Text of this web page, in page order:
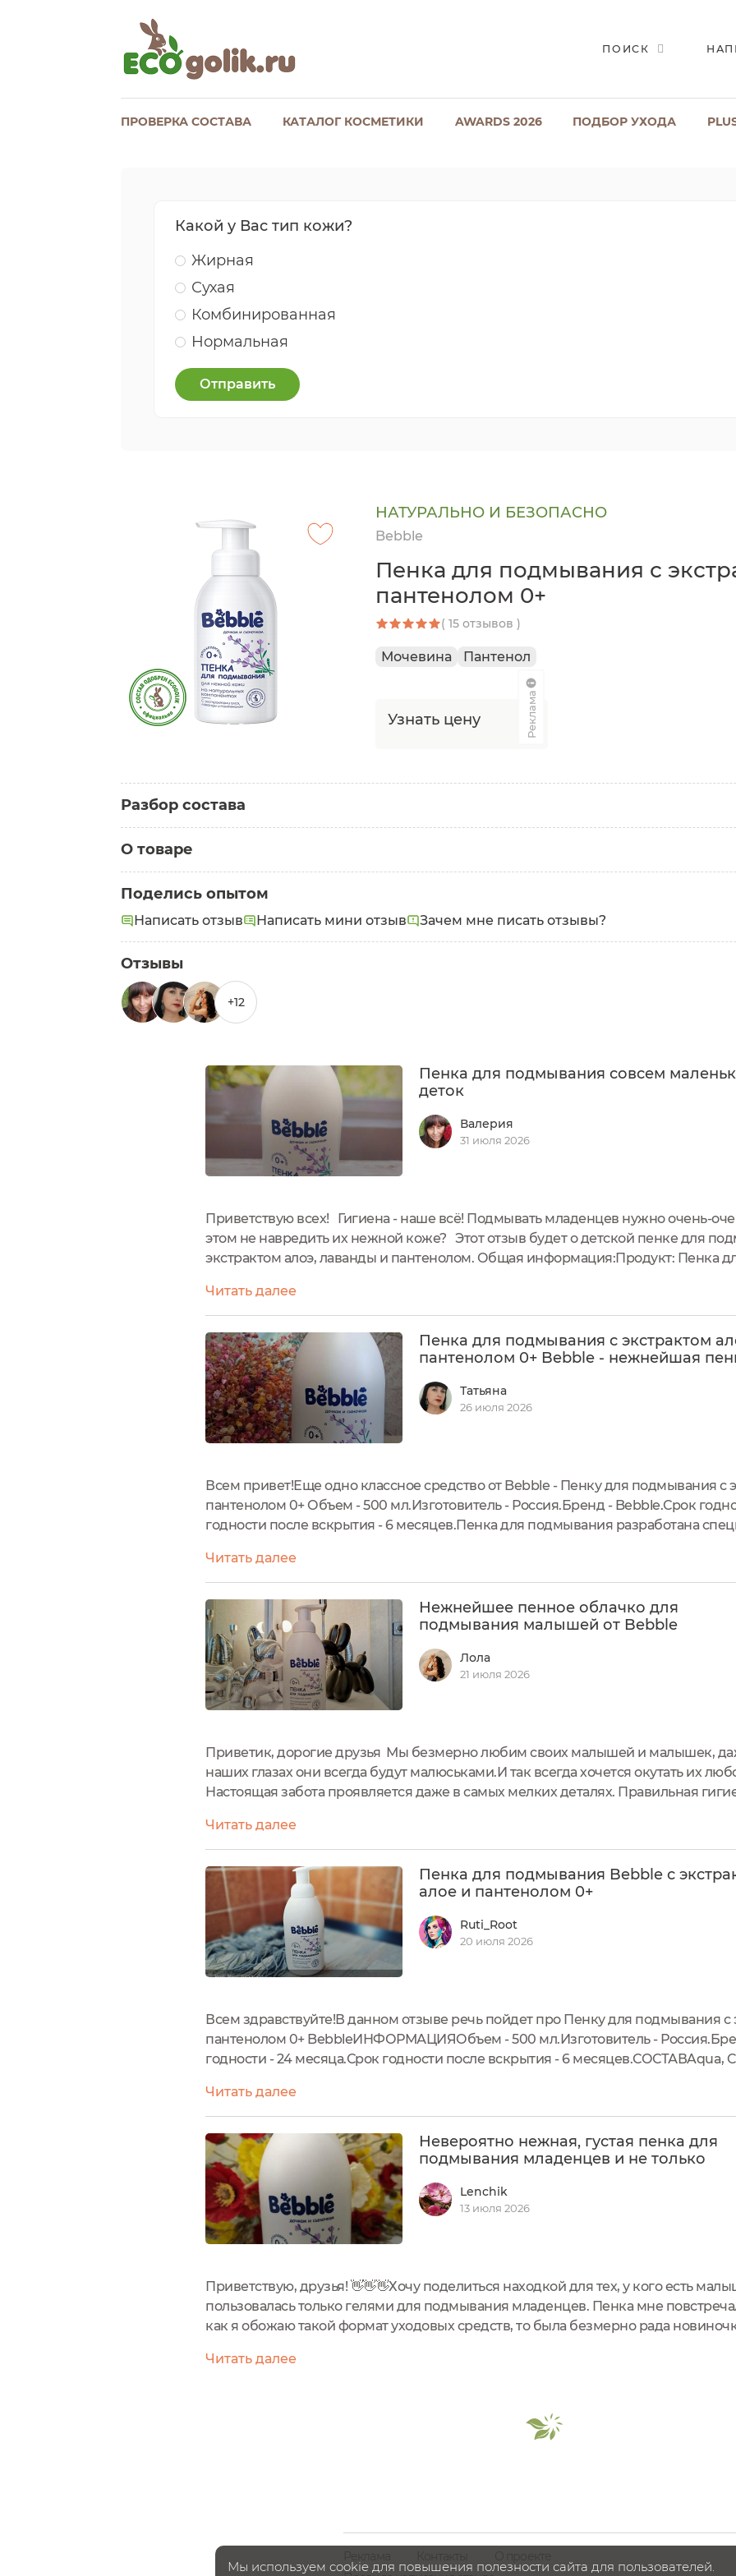
ПОИСК
ПРОВЕРКА СОСТАВА КАТАЛОГ КОСМЕТИКИ AWARDS 2026 ПОДБОР УХОДА
Какой у Вас тип кожи?
Жирная
Сухая
Комбинированная
Нормальная
Отправить
НАТУРАЛЬНО И БЕЗОПАСНО
Bebble
Пенка для подмывания с
пантенолом 0+
( 15 отзывов )
Мочевина Пантенол
Узнать цену Реклама
Разбор состава
О товаре
Состав:Aqua, Cocamidopropyl Betaine, Lauryl Glucoside, Coco-Glucoside, Sodium
Panthenol, Aloe Barbadensis Leaf Extract, Lavandula Angustifolia Flower Extract, Sodium
Acid. *гипоаллергенная отдушка
Поделись опытом
Написать отзыв Написать мини отзыв Зачем мне писать отзывы?
Отзывы
+12
Пенка для подмывания совсем
деток
Валерия
31 июля 2026
Приветствую всех! Гигиена - наше всё! Подмывать младенцев нужно очень-
этом не навредить их нежной коже? Этот отзыв будет о детской пенке для
экстрактом алоэ, лаванды и пантенолом. Общая информация:Продукт: Пенка
упаковки.Средняя стоимость: 670...
Читать далее
Пенка для подмывания с экстрактом
пантенолом 0+ Bebble - нежнейшая
Татьяна
26 июля 2026
Всем привет!Еще одно классное средство от Bebble - Пенку для подмывания с
пантенолом 0+ Объем - 500 мл.Изготовитель - Россия.Бренд - Bebble.Срок
годности после вскрытия - 6 месяцев.Пенка для подмывания разработана
удаляет загрязнения, не нарушает...
Читать далее
Нежнейшее пенное облачко для
подмывания малышей от Bebble
Лола
21 июля 2026
Приветик, дорогие друзья Мы безмерно любим своих малышей и малышек,
наших глазах они всегда будут малюськами.И так всегда хочется окутать их
Настоящая забота проявляется даже в самых мелких деталях. Правильная
благополучную жизнь на все...
Читать далее
Пенка для подмывания Bebble с
алое и пантенолом 0+
Ruti_Root
20 июля 2026
Всем здравствуйте!В данном отзыве речь пойдет про Пенку для подмывания с
пантенолом 0+ BebbleИНФОРМАЦИЯОбъем - 500 мл.Изготовитель -
годности - 24 месяца.Срок годности после вскрытия - 6 месяцев.СОСТАВAqua,
Barbadensis Leaf Extract,...
Читать далее
Невероятно нежная, густая пенка для
подмывания младенцев и не только
Lenchik
13 июля 2026
Приветствую, друзья! 👋👋👋Хочу поделиться находкой для тех, у кого есть
пользовалась только гелями для подмывания младенцев. Пенка мне
как я обожаю такой формат уходовых средств, то была безмерно рада
Читать далее
Мы используем cookie для повышения полезности сайта для пользователей.